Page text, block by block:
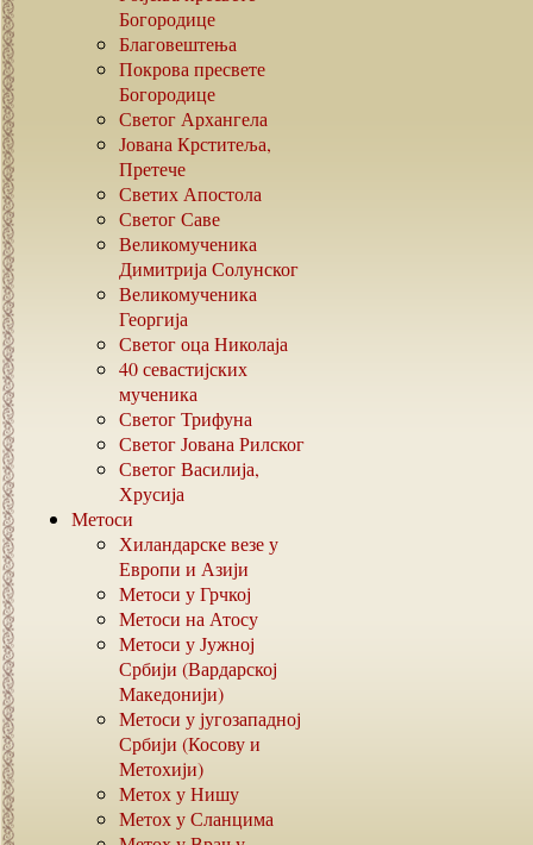
Богородице
Благовештења
Покрова пресвете
Богородице
Светог Архангела
Јована Крститеља,
Претече
Светих Апостола
Светог Саве
Великомученика
Димитрија Солунског
Великомученика
Георгија
Светог оца Николаја
40севастијских
мученика
Светог Трифуна
Светог Јована Рилског
Светог Василија,
Хрусија
Метоси
Хиландарске везе у
Европи и Азији
Метоси у Грчкој
Метоси на Атосу
Метоси у Јужној
Србији (Вардарској
Македонији)
Метоси у југозападној
Србији (Косову и
Метохији)
Метох у Нишу
Метох у Сланцима